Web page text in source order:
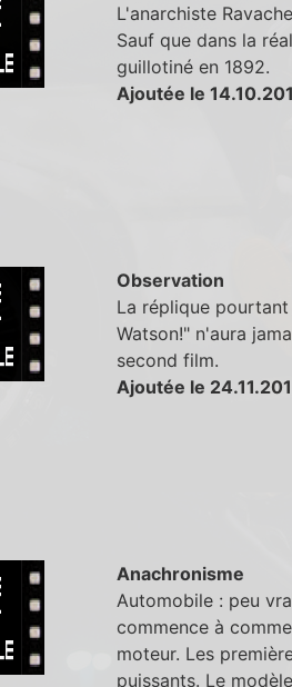
L'anarchiste
Sauf que dans la
guillotiné en 1892.
Ajoutée le
Observation
La réplique
Watson!" n'aura
second film.
Ajoutée le
Anachronisme
Automobile : peu
commence à
moteur. Les
puissants. Le